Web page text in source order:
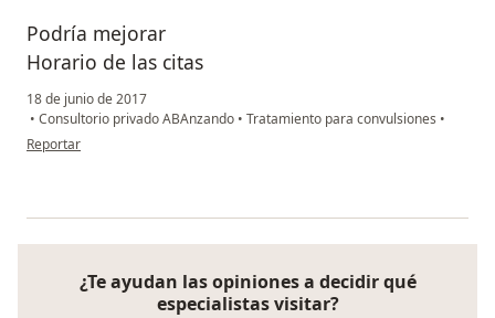
Podría mejorar
Horario de las citas
18 de junio de 2017
• Consultorio privado ABAnzando • Tratamiento para convulsiones •
en opinión del usuario anónimo
Reportar
¿Te ayudan las opiniones a decidir qué
especialistas visitar?